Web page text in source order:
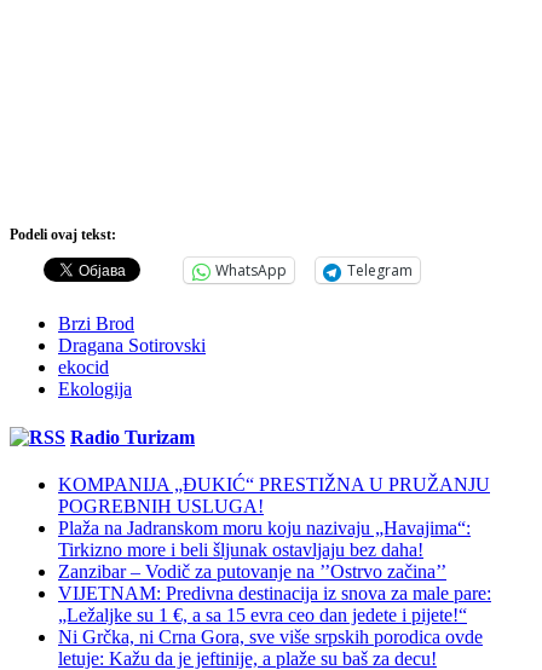
Podeli ovaj tekst:
WhatsApp Telegram
Brzi Brod
Dragana Sotirovski
ekocid
Ekologija
Radio Turizam
KOMPANIJA „ĐUKIĆ“ PRESTIŽNA U PRUŽANJU
POGREBNIH USLUGA!
Plaža na Jadranskom moru koju nazivaju „Havajima“:
Tirkizno more i beli šljunak ostavljaju bez daha!
Zanzibar – Vodič za putovanje na ’’Ostrvo začina’’
VIJETNAM: Predivna destinacija iz snova za male pare:
„Ležaljke su 1 €, a sa 15 evra ceo dan jedete i pijete!“
Ni Grčka, ni Crna Gora, sve više srpskih porodica ovde
letuje: Kažu da je jeftinije, a plaže su baš za decu!